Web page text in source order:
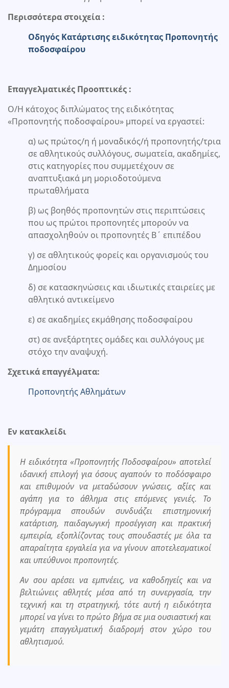
Περισσότερα στοιχεία :
Οδηγός Κατάρτισης ειδικότητας Προπονητής
ποδοσφαίρου
Επαγγελματικές Προοπτικές :
Ο/Η κάτοχος διπλώματος της ειδικότητας
«Προπονητής ποδοσφαίρου» μπορεί να εργαστεί:
α) ως πρώτος/η ή μοναδικός/ή προπονητής/τρια
σε αθλητικούς συλλόγους, σωματεία, ακαδημίες,
στις κατηγορίες που συμμετέχουν σε
αναπτυξιακά μη μοριοδοτούμενα
πρωταθλήματα
β) ως βοηθός προπονητών στις περιπτώσεις
που ως πρώτοι προπονητές μπορούν να
απασχοληθούν οι προπονητές Β΄ επιπέδου
γ) σε αθλητικούς φορείς και οργανισμούς του
Δημοσίου
δ) σε κατασκηνώσεις και ιδιωτικές εταιρείες με
αθλητικό αντικείμενο
ε) σε ακαδημίες εκμάθησης ποδοσφαίρου
στ) σε ανεξάρτητες ομάδες και συλλόγους με
στόχο την αναψυχή.
Σχετικά επαγγέλματα:
Προπονητής Αθλημάτων
Εν κατακλείδι
Η ειδικότητα «Προπονητής Ποδοσφαίρου» αποτελεί
ιδανική επιλογή για όσους αγαπούν το ποδόσφαιρο
και επιθυμούν να μεταδώσουν γνώσεις, αξίες και
αγάπη για το άθλημα στις επόμενες γενιές. Το
πρόγραμμα σπουδών συνδυάζει επιστημονική
κατάρτιση, παιδαγωγική προσέγγιση και πρακτική
εμπειρία, εξοπλίζοντας τους σπουδαστές με όλα τα
απαραίτητα εργαλεία για να γίνουν αποτελεσματικοί
και υπεύθυνοι προπονητές.
Αν σου αρέσει να εμπνέεις, να καθοδηγείς και να
βελτιώνεις αθλητές μέσα από τη συνεργασία, την
τεχνική και τη στρατηγική, τότε αυτή η ειδικότητα
μπορεί να γίνει το πρώτο βήμα σε μια ουσιαστική και
γεμάτη επαγγελματική διαδρομή στον χώρο του
αθλητισμού.